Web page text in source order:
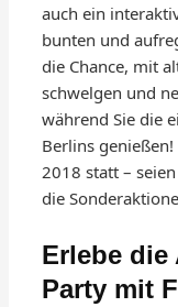
auch ein
bunten und
die Chance, mit
schwelgen und
während Sie die
Berlins
2018 statt –
die
Erlebe die
Party mit